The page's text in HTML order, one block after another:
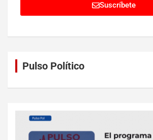
Suscríbete
Pulso Político